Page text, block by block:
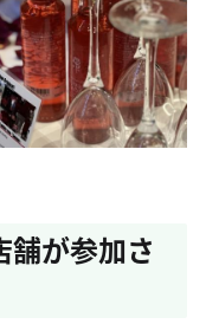
が参加さ